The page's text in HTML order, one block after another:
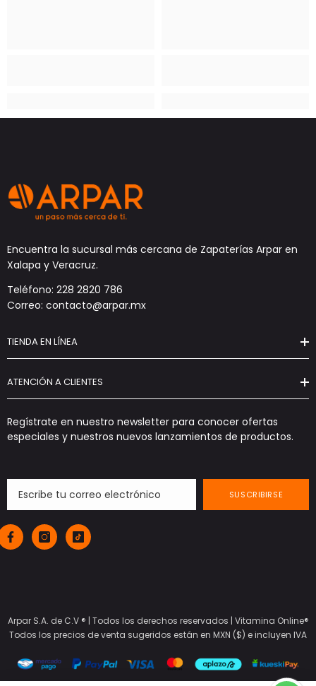
Encuentra la sucursal más cercana de Zapaterías Arpar en
Xalapa y Veracruz.
Teléfono: 228 2820 786
Correo: contacto@arpar.mx
TIENDA EN LÍNEA
ATENCIÓN A CLIENTES
Regístrate en nuestro newsletter para conocer ofertas
especiales y nuestros nuevos lanzamientos de productos.
SUSCRIBIRSE
Arpar S.A. de C.V ® | Todos los derechos reservados | Vitamina Online®
Todos los precios de venta sugeridos están en MXN ($) e incluyen IVA